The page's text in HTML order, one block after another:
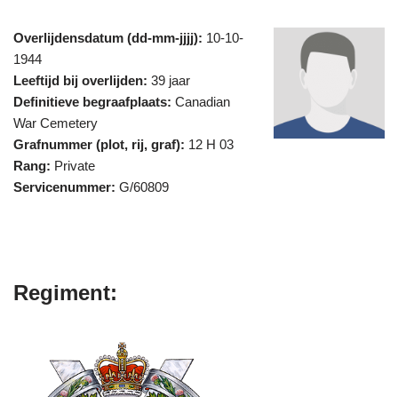
Overlijdensdatum (dd-mm-jjjj): 10-10-
1944
Leeftijd bij overlijden: 39 jaar
Definitieve begraafplaats: Canadian
War Cemetery
Grafnummer (plot, rij, graf): 12 H 03
Rang: Private
Servicenummer: G/60809
Regiment: